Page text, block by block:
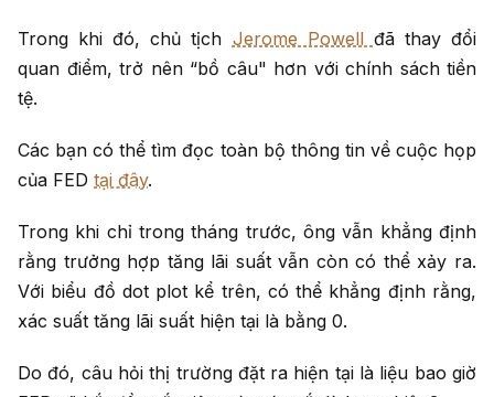
Trong khi đó, chủ tịch Jerome Powell đã thay đổi
quan điểm, trở nên “bồ câu" hơn với chính sách tiền
tệ.
Các bạn có thể tìm đọc toàn bộ thông tin về cuộc họp
của FED tại đây.
Trong khi chỉ trong tháng trước, ông vẫn khẳng định
rằng trưởng hợp tăng lãi suất vẫn còn có thể xảy ra.
Với biểu đồ dot plot kể trên, có thể khẳng định rằng,
xác suất tăng lãi suất hiện tại là bằng 0.
Do đó, câu hỏi thị trường đặt ra hiện tại là liệu bao giờ